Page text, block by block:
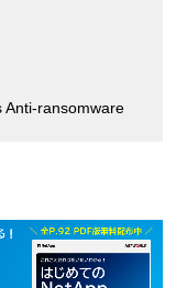
Anti-ransomware